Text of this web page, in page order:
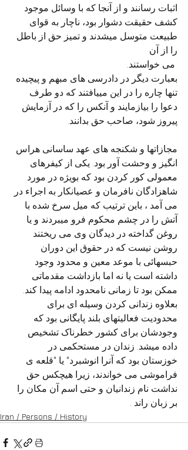
اثبات رسانند و از آنجا که با وسائل موجود
کشف حقیقت دشوار بود، ناچار به قوای
طبیعت متوسل میشدند و تمیز حق از باطل
را از آن
بعبارت دیگر در دادرسی های مبهم و پیچیده
تنها چاره را در این مییافتند که دو طرف
دعوا را بیازمایند و آنکس را که در آزمایش
پیروز شود، صاحب حق بدانند.
مجازاتها و شکنجه های عهد ساسانی هراس
انگیز و وحشت آور بود. یکی از کیفرهای
معمولی کور کردن بود که بویژه در مورد
شاهزادگان نافرمان و عصیانکار به اجراء در
می آمد ، باین ترتیب که میل سرخ شده با
آتش را در چشم محکوم فرو میبردند و یا
روغن گداخته در دیدگان وی می ریختند
روشن نیست که در حقوق این دوران
حبسهائی با موعد معین و محدود وجود
داشته است یا نه اما بازداشت مقدماتی
ممکن بود تا زمانی نامحدود ادامه پیدا کند.
بعلاوه زندانی کردن وسیله ای برای
محدودیت فعالیتهای بلند پایگانی بود که
وجودشان برای کشور خطرناک تشخیص
داده میشد. زندان در مستحکمی در
خوزستان بود که آنرا انوشبرد" یا "قلعه ی
فراموشی می خواندند، زیرا هیچکس حق
نداشت نام زندانیان و حتی اسم آن مکان را
بر زبان راند .
Iran / Persons / History